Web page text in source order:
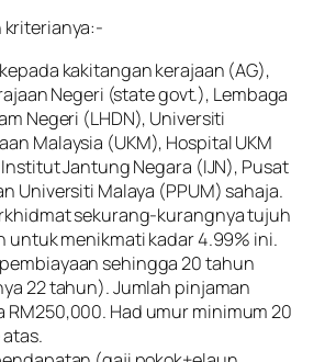
kriterianya:-
kakitangan kerajaan (AG),
Negeri (state govt.), Lembaga
Negeri (LHDN), Universiti
Malaysia (UKM), Hospital UKM
Institut Jantung Negara (IJN), Pusat
Universiti Malaya (PPUM) sahaja.
sekurang-kurangnya tujuh
untuk menikmati kadar 4.99% ini.
sehingga 20 tahun
22 tahun). Jumlah pinjaman
RM250,000. Had umur minimum 20